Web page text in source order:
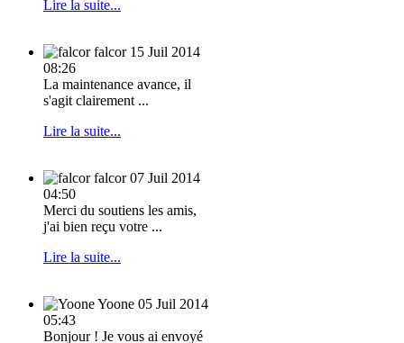
Lire la suite...
falcor 15 Juil 2014
08:26
La maintenance avance, il
s'agit clairement ...
Lire la suite...
falcor 07 Juil 2014
04:50
Merci du soutiens les amis,
j'ai bien reçu votre ...
Lire la suite...
Yoone 05 Juil 2014
05:43
Bonjour ! Je vous ai envoyé